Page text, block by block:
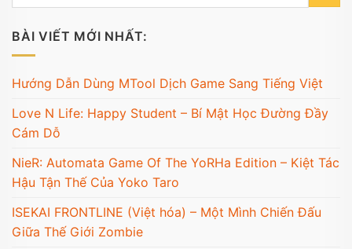
BÀI VIẾT MỚI NHẤT:
Hướng Dẫn Dùng MTool Dịch Game Sang Tiếng Việt
Love N Life: Happy Student – Bí Mật Học Đường Đầy
Cám Dỗ
NieR: Automata Game Of The YoRHa Edition – Kiệt Tác
Hậu Tận Thế Của Yoko Taro
ISEKAI FRONTLINE (Việt hóa) – Một Mình Chiến Đấu
Giữa Thế Giới Zombie